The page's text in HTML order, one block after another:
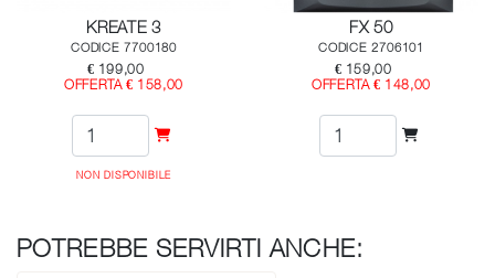
KREATE 3
CODICE 7700180
€ 199,00
OFFERTA € 158,00
NON DISPONIBILE
FX 50
CODICE 2706101
€ 159,00
OFFERTA € 148,00
POTREBBE SERVIRTI ANCHE: